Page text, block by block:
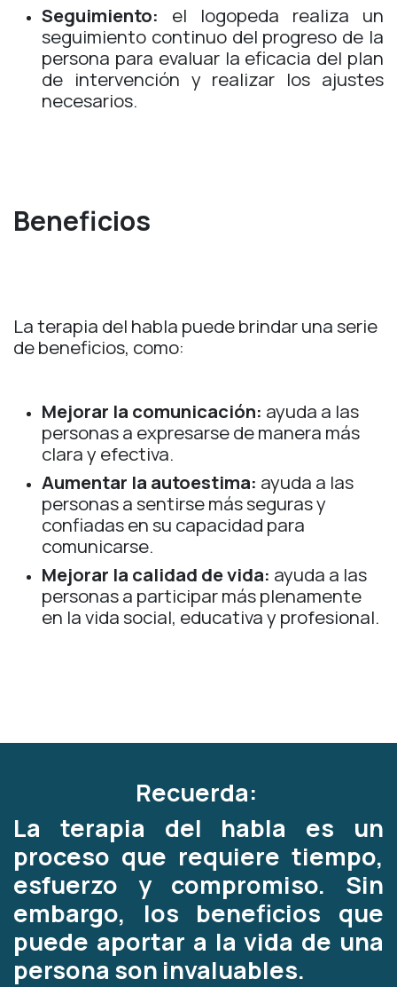
Seguimiento: el logopeda realiza un
seguimiento continuo del progreso de la
persona para evaluar la eficacia del plan
de intervención y realizar los ajustes
necesarios.
Beneficios
La terapia del habla puede brindar una serie
de beneficios, como:
Mejorar la comunicación: ayuda a las
personas a expresarse de manera más
clara y efectiva.
Aumentar la autoestima: ayuda a las
personas a sentirse más seguras y
confiadas en su capacidad para
comunicarse.
Mejorar la calidad de vida: ayuda a las
personas a participar más plenamente
en la vida social, educativa y profesional.
Recuerda:
La terapia del habla es un
proceso que requiere tiempo,
esfuerzo y compromiso. Sin
embargo, los beneficios que
puede aportar a la vida de una
persona son invaluables.